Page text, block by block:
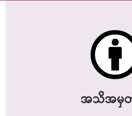
အသိအမှ